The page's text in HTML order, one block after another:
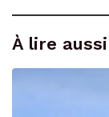
À lire aussi